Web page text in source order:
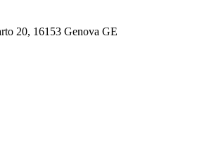
20, 16153 Genova GE